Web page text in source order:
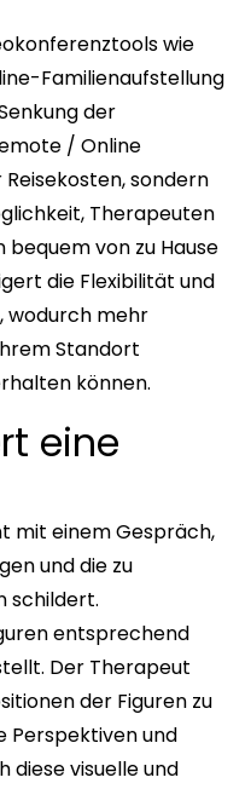
wie
Familienaufstellung
der
/ Online
sondern
Therapeuten
bequem von zu Hause
die Flexibilität und
wodurch mehr
Standort
können.
eine
mit einem Gespräch,
und die zu
schildert.
entsprechend
Der Therapeut
der Figuren zu
Perspektiven und
diese visuelle und